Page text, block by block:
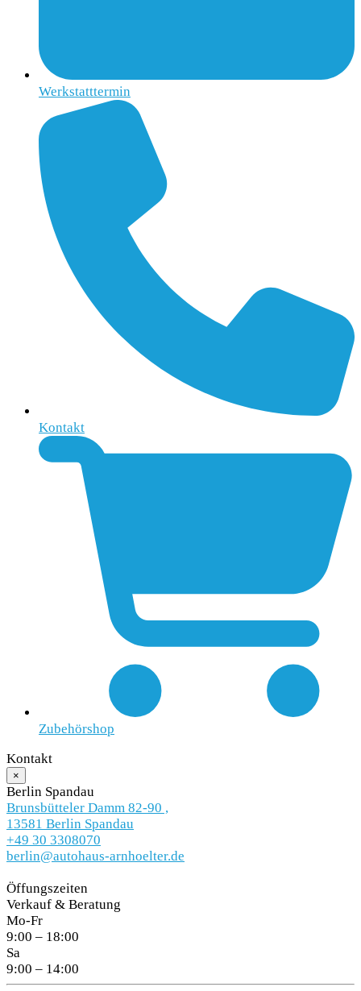
Werkstatttermin
Kontakt
Zubehörshop
Kontakt
×
Berlin Spandau
Brunsbütteler Damm 82-90 ,
13581 Berlin Spandau
+49 30 3308070
berlin@autohaus-arnhoelter.de
Öffungszeiten
Verkauf & Beratung
Mo-Fr
9:00 – 18:00
Sa
9:00 – 14:00